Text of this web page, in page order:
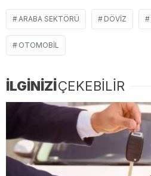
ARABA SEKTÖRÜ DÖVİZ
OTOMOBIL
İLGİNİZİÇEKEBİLİR